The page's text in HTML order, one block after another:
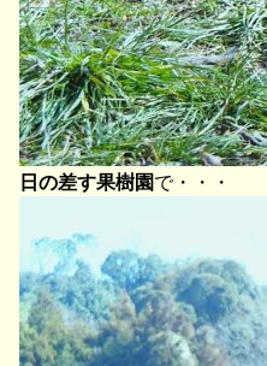
日の差す果樹園で・・・